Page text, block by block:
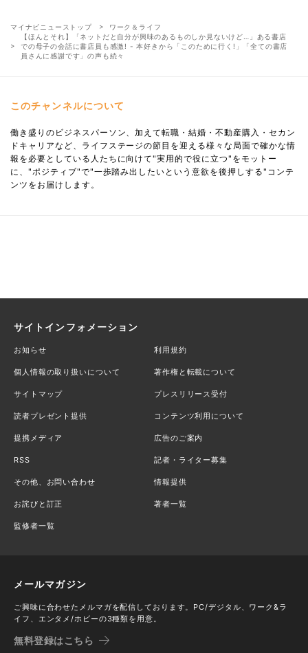
マイナビニューストップ
ワーク＆ライフ
【ほんとそれ】「ネットだと自分が興味のあるものしか見ないけど…」ある書店
での母子の会話に書店員も感激! - 本好きから「このために行く!」「全ての書店
員さんに感謝です」の声も続々
このチャンネルについて
働き盛りのビジネスパーソン、加えて転職・結婚・不動産購入・セカン
ドキャリアなど、ライフステージの節目を迎える様々な局面で確かな情
報を必要としている人たちに向けて"実用的で役に立つ"をモットー
に、"ポジティブ"で"一歩踏み出したいという意欲を後押しする"コンテ
ンツをお届けします。
サイトインフォメーション
お知らせ 利用規約
個人情報の取り扱いについて 著作権と転載について
サイトマップ プレスリリース受付
読者プレゼント提供 コンテンツ利用について
提携メディア 広告のご案内
RSS 記者・ライター募集
その他、お問い合わせ 情報提供
お詫びと訂正 著者一覧
監修者一覧
メールマガジン
ご興味に合わせたメルマガを配信しております。PC/デジタル、ワーク&ラ
イフ、エンタメ/ホビーの3種類を用意。
無料登録はこちら